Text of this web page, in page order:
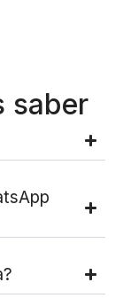
saber